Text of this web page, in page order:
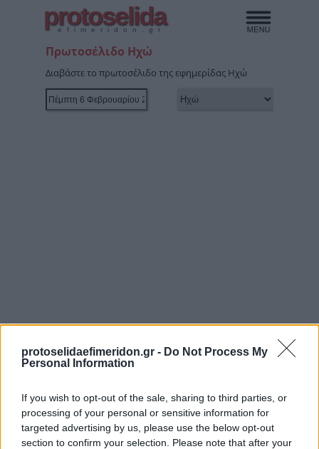
protoselidaefimeridon.gr - Do Not Process My
Personal Information
If you wish to opt-out of the sale, sharing to third parties, or
processing of your personal or sensitive information for
targeted advertising by us, please use the below opt-out
section to confirm your selection. Please note that after your
protoselida
efimeridon.gr
Πρωτοσέλιδο Ηχώ
Διαβάστε το πρωτοσέλιδο της εφημερίδας Ηχώ